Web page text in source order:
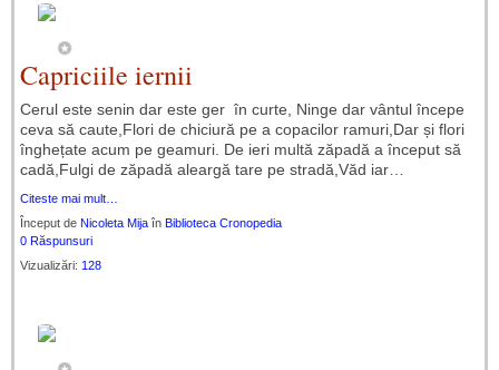
Capriciile iernii
Cerul este senin dar este ger în curte, Ninge dar vântul începe
ceva să caute,Flori de chiciură pe a copacilor ramuri,Dar și flori
înghețate acum pe geamuri. De ieri multă zăpadă a început să
cadă,Fulgi de zăpadă aleargă tare pe stradă,Văd iar…
Citeste mai mult…
Început de Nicoleta Mija în Biblioteca Cronopedia
0 Răspunsuri
Vizualizări: 128